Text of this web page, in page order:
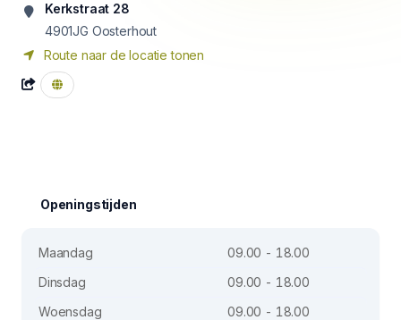
Kerkstraat 28
4901JG Oosterhout
Route naar de locatie tonen
Openingstijden
Maandag
09.00 - 18.00
Dinsdag
09.00 - 18.00
Woensdag
09.00 - 18.00